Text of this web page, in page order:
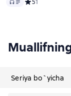
Средний
51
Seriya bo`yicha